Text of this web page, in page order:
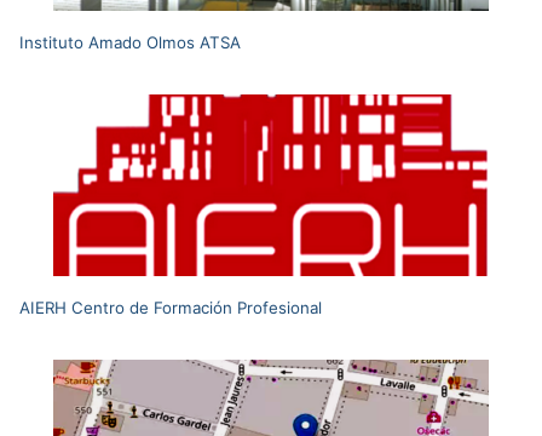
Instituto Amado Olmos ATSA
AIERH Centro de Formación Profesional